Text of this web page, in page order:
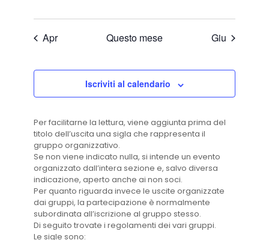
Apr Questo mese Giu
Iscriviti al calendario
Per facilitarne la lettura, viene aggiunta prima del
titolo dell’uscita una sigla che rappresenta il
gruppo organizzativo.
Se non viene indicato nulla, si intende un evento
organizzato dall’intera sezione e, salvo diversa
indicazione, aperto anche ai non soci.
Per quanto riguarda invece le uscite organizzate
dai gruppi, la partecipazione è normalmente
subordinata all’iscrizione al gruppo stesso.
Di seguito trovate i regolamenti dei vari gruppi.
Le sigle sono: